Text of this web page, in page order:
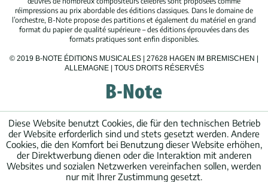
réimpressions au prix abordable des éditions classiques. Dans le domaine de
l’orchestre, B-Note propose des partitions et également du matériel en grand
format du papier de qualité supérieure – des éditions éprouvées dans des
formats pratiques sont enfin disponibles.
© 2019 B-NOTE ÉDITIONS MUSICALES | 27628 HAGEN IM BREMISCHEN |
ALLEMAGNE | TOUS DROITS RÉSERVÉS
Diese Website benutzt Cookies, die für den technischen Betrieb
der Website erforderlich sind und stets gesetzt werden. Andere
Cookies, die den Komfort bei Benutzung dieser Website erhöhen,
der Direktwerbung dienen oder die Interaktion mit anderen
Websites und sozialen Netzwerken vereinfachen sollen, werden
nur mit Ihrer Zustimmung gesetzt.